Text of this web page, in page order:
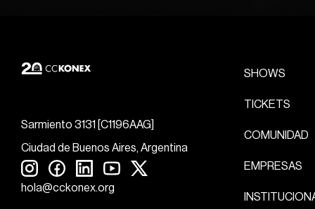
Sarmiento 3131 [C1196AAG]
Ciudad de Buenos Aires, Argentina
hola@cckonex.org
SHOWS
TICKETS
COMUNIDAD
EMPRESAS